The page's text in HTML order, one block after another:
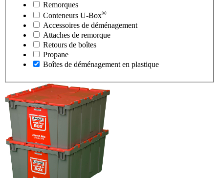
Remorques
Conteneurs U-Box®
Accessoires de déménagement
Attaches de remorque
Retours de boîtes
Propane
Boîtes de déménagement en plastique